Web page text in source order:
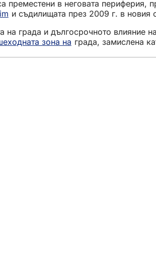
преместени в неговата периферия,
и съдилищата през 2009 г. в новия
града и дългосрочното влияние
зона на града, замислена